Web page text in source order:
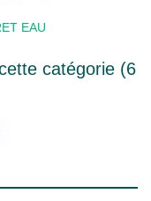
EAU
catégorie (6